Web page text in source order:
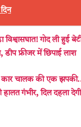
विश्वासघात! गोद ली हुई
डीप फ्रीजर में छिपाई लाश
चालक की एक
गंभीर, दिल दहला देगी